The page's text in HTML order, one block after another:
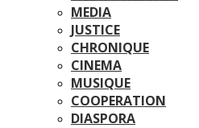
MEDIA
JUSTICE
CHRONIQUE
CINEMA
MUSIQUE
COOPERATION
DIASPORA